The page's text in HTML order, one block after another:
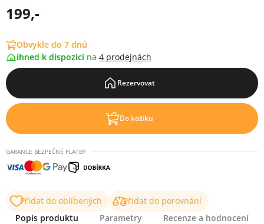
199,-
Obvykle do 7 dnů
ihned k dispozici na 4 prodejnách
Rezervovat
Do košíku
GARANCE BEZPEČNÉ PLATBY
Přidat do oblíbených
Přidat do porovnání
Popis produktu
Parametry Recenze a hodnocení